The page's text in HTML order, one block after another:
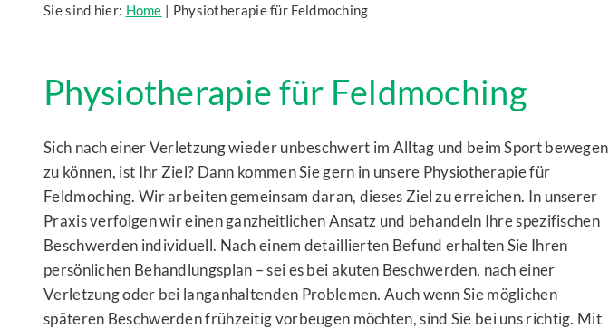
Sie sind hier: Home | Physiotherapie für Feldmoching
Physiotherapie für Feldmoching
Sich nach einer Verletzung wieder unbeschwert im Alltag und beim Sport bewegen
zu können, ist Ihr Ziel? Dann kommen Sie gern in unsere Physiotherapie für
Feldmoching. Wir arbeiten gemeinsam daran, dieses Ziel zu erreichen. In unserer
Praxis verfolgen wir einen ganzheitlichen Ansatz und behandeln Ihre spezifischen
Beschwerden individuell. Nach einem detaillierten Befund erhalten Sie Ihren
persönlichen Behandlungsplan – sei es bei akuten Beschwerden, nach einer
Verletzung oder bei langanhaltenden Problemen. Auch wenn Sie möglichen
späteren Beschwerden frühzeitig vorbeugen möchten, sind Sie bei uns richtig. Mit